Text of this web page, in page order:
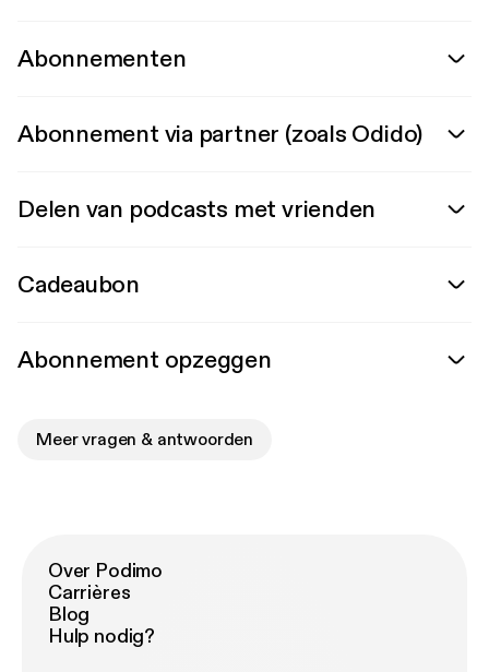
Abonnementen
Abonnement via partner (zoals Odido)
Delen van podcasts met vrienden
Cadeaubon
Abonnement opzeggen
Meer vragen & antwoorden
Over Podimo
Carrières
Blog
Hulp nodig?